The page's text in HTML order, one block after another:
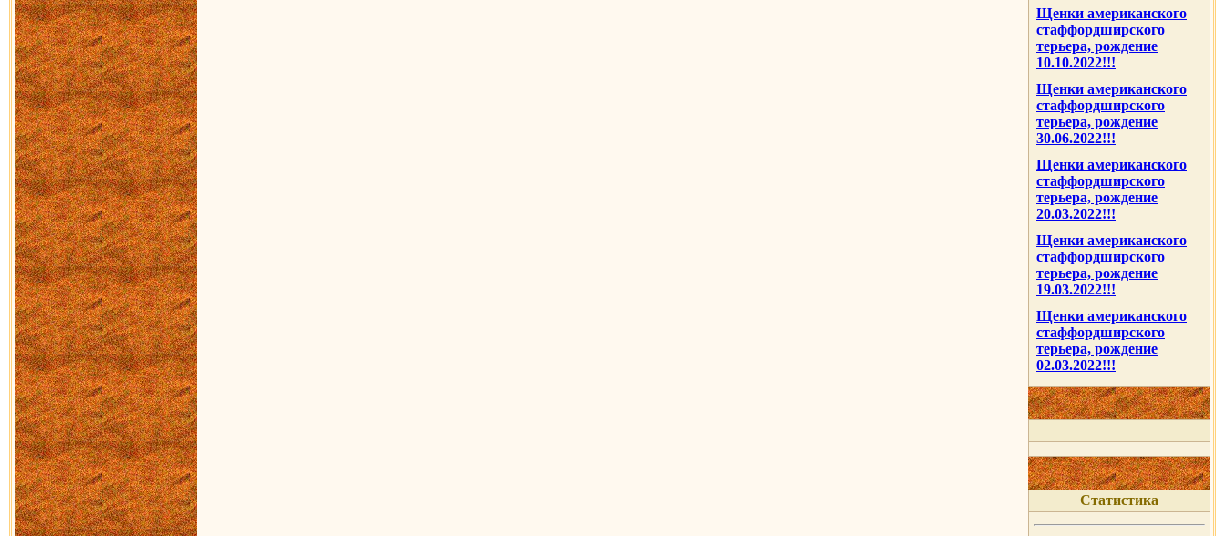
Щенки американского
стаффордширского
терьера, рождение
10.10.2022!!!
Щенки американского
стаффордширского
терьера, рождение
30.06.2022!!!
Щенки американского
стаффордширского
терьера, рождение
20.03.2022!!!
Щенки американского
стаффордширского
терьера, рождение
19.03.2022!!!
Щенки американского
стаффордширского
терьера, рождение
02.03.2022!!!
Статистика